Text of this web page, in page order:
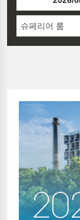
슈페리어 룸